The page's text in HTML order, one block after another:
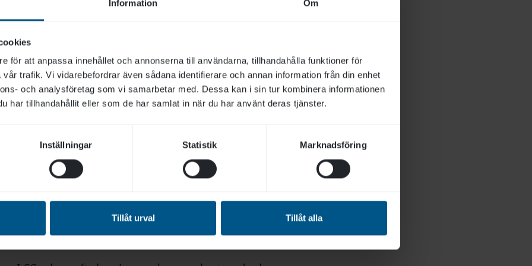
Information Om
för att anpassa innehållet och annonserna till användarna, tillhandahålla funktioner för
trafik. Vi vidarebefordrar även sådana identifierare och annan information från din enhet
och analysföretag som vi samarbetar med. Dessa kan i sin tur kombinera informationen
har tillhandahållit eller som de har samlat in när du har använt deras tjänster.
Inställningar Statistik Marknadsföring
Tillåt urval Tillåt alla
Du känner dig tryggare i det pedagogiska
och hur det påverkar vårt beteende.
verksamhet, företag eller kommun.
och behov. Kontakta oss för mer
efter era önskemål.